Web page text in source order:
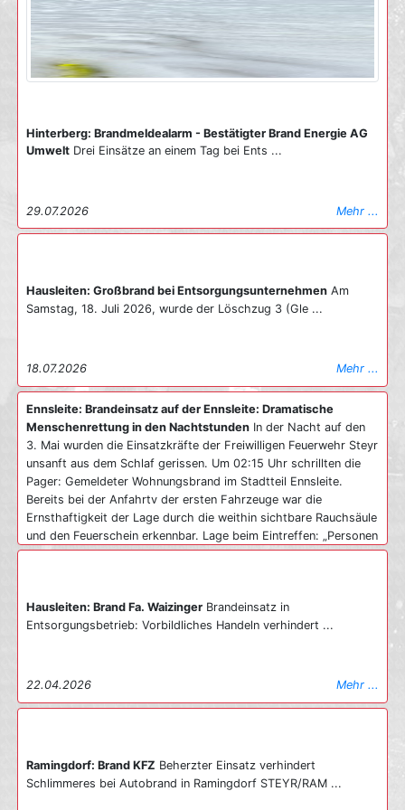
Hinterberg: Brandmeldealarm - Bestätigter Brand Energie AG
Umwelt Drei Einsätze an einem Tag bei Ents ...
29.07.2026 Mehr ...
Hausleiten: Großbrand bei Entsorgungsunternehmen Am
Samstag, 18. Juli 2026, wurde der Löschzug 3 (Gle ...
18.07.2026 Mehr ...
Ennsleite: Brandeinsatz auf der Ennsleite: Dramatische
Menschenrettung in den Nachtstunden In der Nacht auf den
3. Mai wurden die Einsatzkräfte der Freiwilligen Feuerwehr Steyr
unsanft aus dem Schlaf gerissen. Um 02:15 Uhr schrillten die
Pager: Gemeldeter Wohnungsbrand im Stadtteil Ennsleite.
Bereits bei der Anfahrtv der ersten Fahrzeuge war die
Ernsthaftigkeit der Lage durch die weithin sichtbare Rauchsäule
und den Feuerschein erkennbar. Lage beim Eintreffen: „Personen
an Fenstern“ Beim Eintreffen des ersten Fahrzeugs bot sich den
dem Fenster. Besonders dramatisch: Da das Treppenhaus
bereits massiv verraucht war, saßen mehrere Bewohner in den
vollständig abgeschnitten. Unverzüglich wurde ein umfassender
konnten insgesamt 15 Personen gerettet werden: Ein Teil wurde
mittels Fluchtfiltermasken sicher durch das verrauchte
Hausleiten: Brand Fa. Waizinger Brandeinsatz in
Entsorgungsbetrieb: Vorbildliches Handeln verhindert ...
22.04.2026 Mehr ...
Ramingdorf: Brand KFZ Beherzter Einsatz verhindert
Schlimmeres bei Autobrand in Ramingdorf STEYR/RAM ...